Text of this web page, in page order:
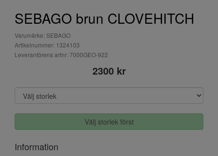
SEBAGO brun CLOVEHITCH
Varumärke: SEBAGO
Artikelnummer: 1324103
Leverantörens artnr: 7000GEO-922
2300 kr
Välj storlek först
Information